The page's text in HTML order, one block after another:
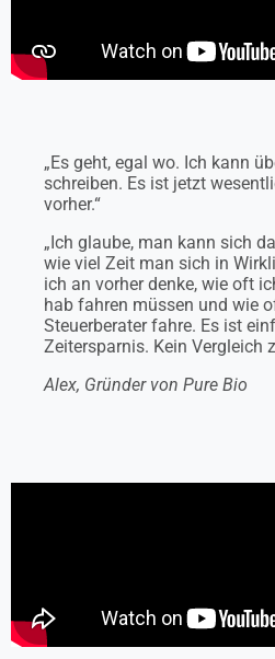
„Es geht, egal wo. Ich kann
schreiben. Es ist jetzt
vorher.“
„Ich glaube, man kann sich
wie viel Zeit man sich in
ich an vorher denke, wie oft
hab fahren müssen und wie
Steuerberater fahre. Es ist
Zeitersparnis. Kein Vergleich
Alex, Gründer von Pure Bio